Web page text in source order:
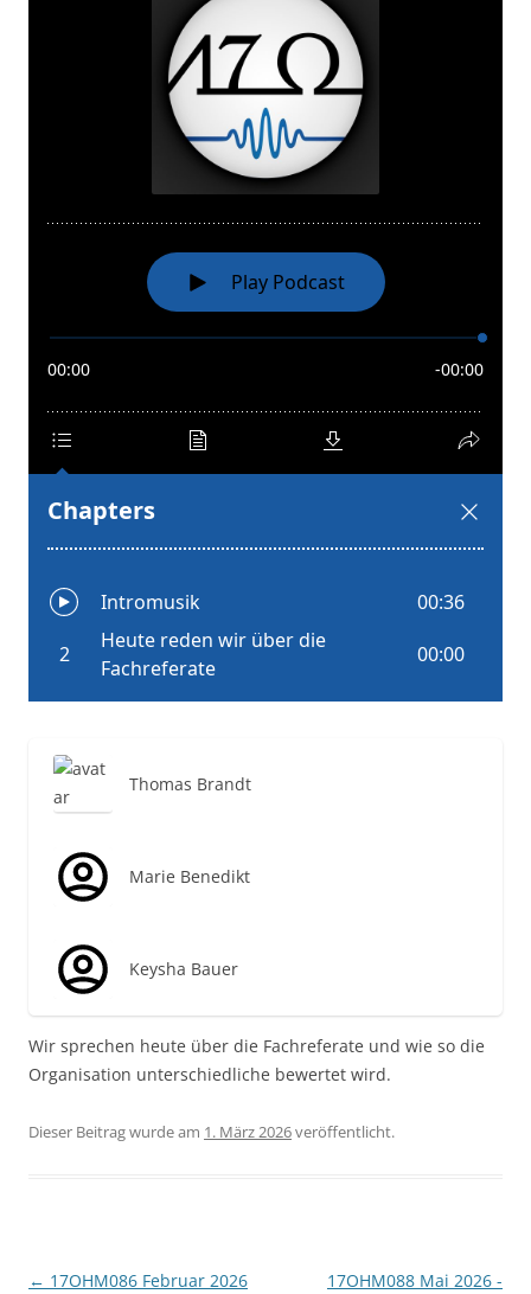
Thomas Brandt
Marie Benedikt
Keysha Bauer
Wir sprechen heute über die Fachreferate und wie so die
Organisation unterschiedliche bewertet wird.
Dieser Beitrag wurde am 1. März 2026veröffentlicht.
Beitragsnavigation
← 17OHM086 Februar 2026
17OHM088 Mai 2026 -